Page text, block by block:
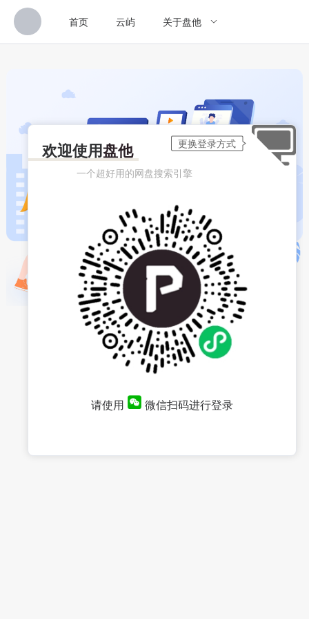
首页 云屿 关于盘他
欢迎使用盘他
一个超好用的网盘搜索引擎
请使用 微信扫码进行登录